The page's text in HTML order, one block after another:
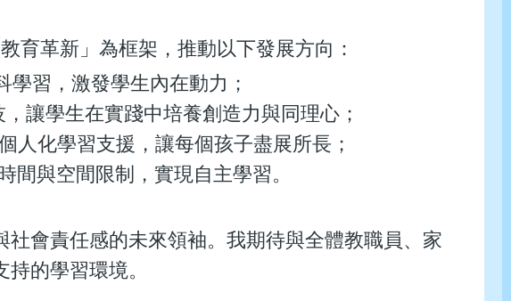
育革新」為框架，推動以下發展方向：
習，激發學生內在動力；
讓學生在實踐中培養創造力與同理心；
人化學習支援，讓每個孩子盡展所長；
間與空間限制，實現自主學習。
會責任感的未來領袖。我期待與全體教職員、家
的學習環境。